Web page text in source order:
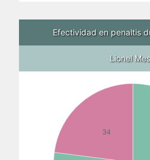
Efectividad en penaltis
Lionel